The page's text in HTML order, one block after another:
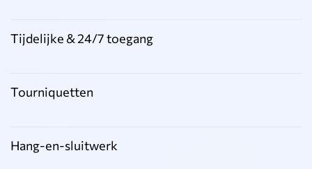
Tijdelijke & 24/7 toegang
Tourniquetten
Hang-en-sluitwerk